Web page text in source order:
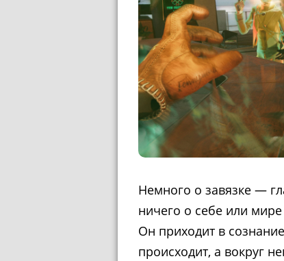
Немного о завязке —
ничего о себе или
Он приходит в
происходит, а вокруг